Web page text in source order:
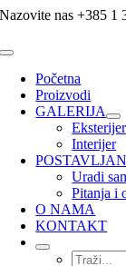
Skip
content
Nazovite nas +385 1
Toggle
NavigationPočetna
Proizvodi
GALERIJA
Eksterijer
Interijer
Uradi
Pitanja i
O NAMA
KONTAKT
Traži...